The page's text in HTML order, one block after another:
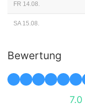
FR 14.08.
SA 15.08.
Bewertung
7.0